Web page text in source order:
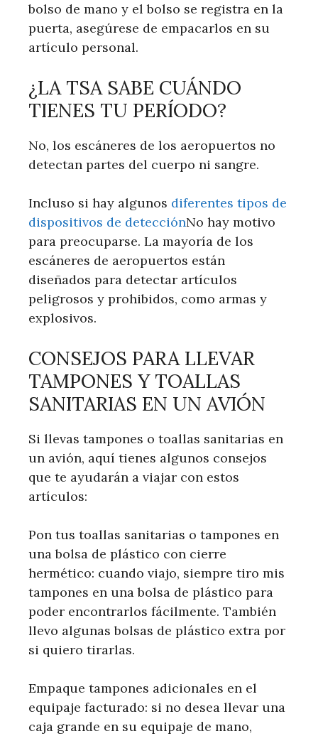
bolso de mano y el bolso se registra en la
puerta, asegúrese de empacarlos en su
artículo personal.
¿LA TSA SABE CUÁNDO
TIENES TU PERÍODO?
No, los escáneres de los aeropuertos no
detectan partes del cuerpo ni sangre.
Incluso si hay algunos diferentes tipos de
dispositivos de detecciónNo hay motivo
para preocuparse. La mayoría de los
escáneres de aeropuertos están
diseñados para detectar artículos
peligrosos y prohibidos, como armas y
explosivos.
CONSEJOS PARA LLEVAR
TAMPONES Y TOALLAS
SANITARIAS EN UN AVIÓN
Si llevas tampones o toallas sanitarias en
un avión, aquí tienes algunos consejos
que te ayudarán a viajar con estos
artículos:
Pon tus toallas sanitarias o tampones en
una bolsa de plástico con cierre
hermético: cuando viajo, siempre tiro mis
tampones en una bolsa de plástico para
poder encontrarlos fácilmente. También
llevo algunas bolsas de plástico extra por
si quiero tirarlas.
Empaque tampones adicionales en el
equipaje facturado: si no desea llevar una
caja grande en su equipaje de mano,